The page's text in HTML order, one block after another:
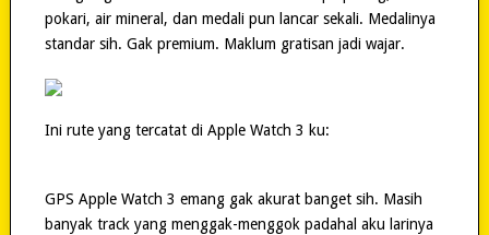
pokari, air mineral, dan medali pun lancar sekali. Medalinya
standar sih. Gak premium. Maklum gratisan jadi wajar.
Ini rute yang tercatat di Apple Watch 3 ku:
GPS Apple Watch 3 emang gak akurat banget sih. Masih
banyak track yang menggak-menggok padahal aku larinya